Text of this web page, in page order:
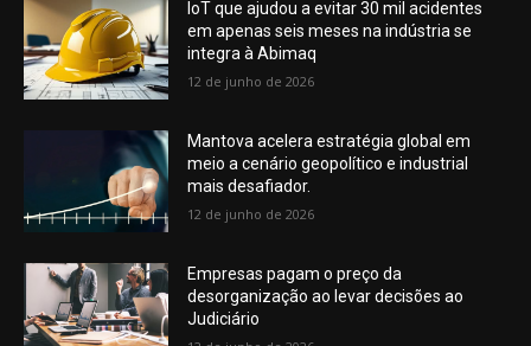
IoT que ajudou a evitar 30 mil acidentes
em apenas seis meses na indústria se
integra à Abimaq
12 de junho de 2026
Mantova acelera estratégia global em
meio a cenário geopolítico e industrial
mais desafiador.
12 de junho de 2026
Empresas pagam o preço da
desorganização ao levar decisões ao
Judiciário